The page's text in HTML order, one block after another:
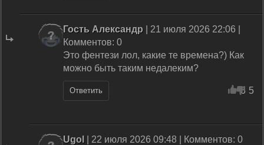
Гость Александр | 21 июля 2026 22:06 |
Комментов: 0
Это фентези лол, какие те времена?) Как
можно быть таким недалеким?
Ответить 6 5
Ugol | 22 июля 2026 09:48 | Комментов: 0